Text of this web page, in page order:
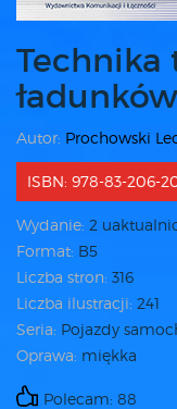
Technika
ładunków
Autor: Prochowski
ISBN: 978-83-206-
Wydanie: 2
Format: B5
Liczba stron: 316
Liczba ilustracji: 241
Seria: Pojazdy
Oprawa: miękka
Polecam: 88